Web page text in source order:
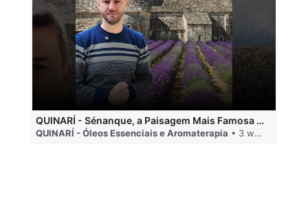
QUINARÍ - Sénanque, a Paisagem Mais Famosa da Aromaterapia
QUINARÍ - Óleos Essenciais e Aromaterapia • 3 weeks ago